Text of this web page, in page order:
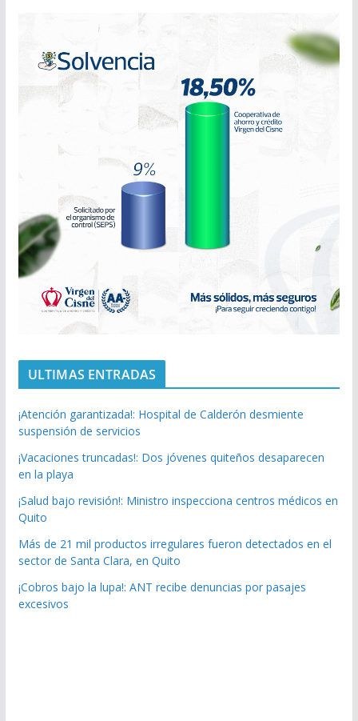
ULTIMAS ENTRADAS
¡Atención garantizada!: Hospital de Calderón desmiente
suspensión de servicios
¡Vacaciones truncadas!: Dos jóvenes quiteños desaparecen
en la playa
¡Salud bajo revisión!: Ministro inspecciona centros médicos en
Quito
Más de 21 mil productos irregulares fueron detectados en el
sector de Santa Clara, en Quito
¡Cobros bajo la lupa!: ANT recibe denuncias por pasajes
excesivos